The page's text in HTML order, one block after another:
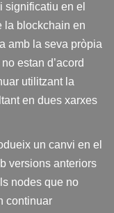
significatiu en el
la blockchain en
amb la seva pròpia
estan d’acord
utilitzant la
en dues xarxes
un canvi en el
versions anteriors
nodes que no
continuar